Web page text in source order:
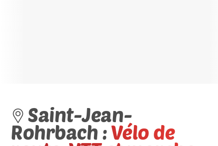
Saint-Jean-
Rohrbach :Vélo de